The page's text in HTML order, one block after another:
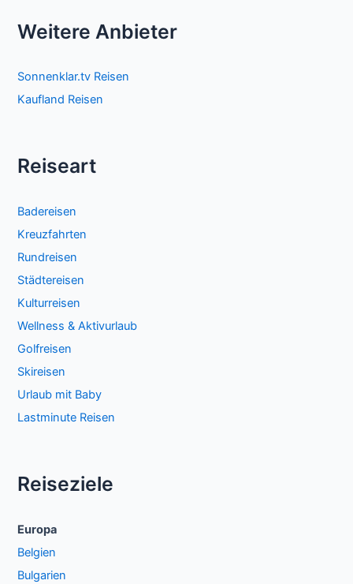
Weitere Anbieter
Sonnenklar.tv Reisen
Kaufland Reisen
Reiseart
Badereisen
Kreuzfahrten
Rundreisen
Städtereisen
Kulturreisen
Wellness & Aktivurlaub
Golfreisen
Skireisen
Urlaub mit Baby
Lastminute Reisen
Reiseziele
Europa
Belgien
Bulgarien